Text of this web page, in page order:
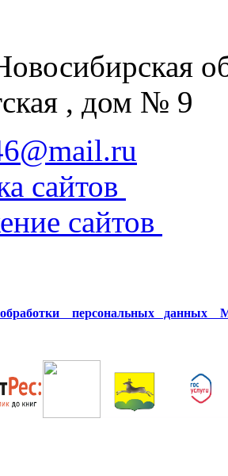
, дом № 9
сайтов
сайтов
персональных данных